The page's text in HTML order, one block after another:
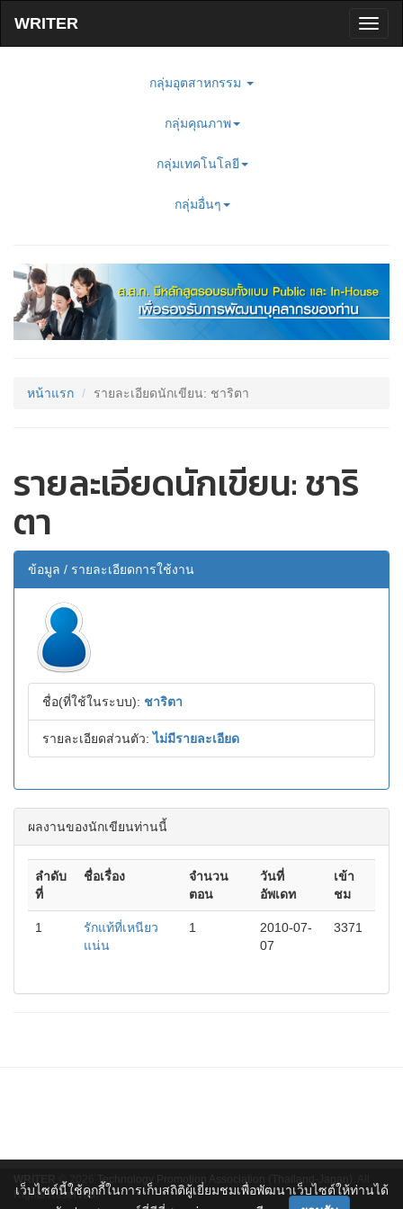
กลุ่มอุตสาหกรรม
กลุ่มคุณภาพ
กลุ่มเทคโนโลยี
กลุ่มอื่นๆ
หน้าแรก รายละเอียดนักเขียน: ชาริตา
รายละเอียดนักเขียน: ชาริ
ตา
ข้อมูล / รายละเอียดการใช้งาน
ชื่อ(ที่ใช้ในระบบ): ชาริตา
รายละเอียดส่วนตัว:ไม่มีรายละเอียด
ผลงานของนักเขียนท่านนี้
ลำดับ
ที่
ชื่อเรื่อง
จำนวน
ตอน
วันที่
อัพเดท
เข้า
ชม
1
รักแท้ที่เหนียว
แน่น
1
2010-07-
07
3371
WRITER © 2026 Technology Promotion Association (Thailand-Japan)
Rights Reserved.
เว็บไซต์นี้ใช้คุกกี้ในการเก็บสถิติผู้เยี่ยมชมเพื่อพัฒนาเว็บไซต์ให้ท่านได้